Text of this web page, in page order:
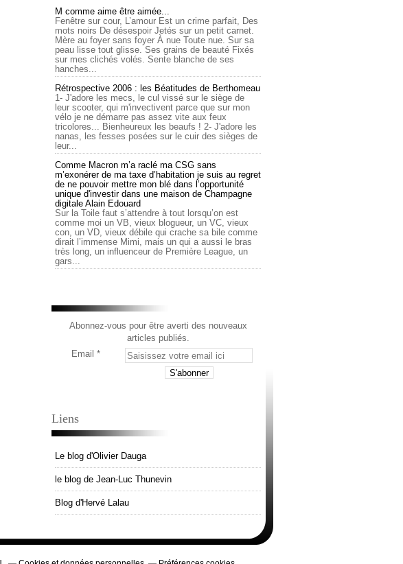
M comme aime être aimée...
Fenêtre sur cour, L’amour Est un crime parfait, Des
mots noirs De désespoir Jetés sur un petit carnet.
Mère au foyer sans foyer À nue Toute nue. Sur sa
peau lisse tout glisse. Ses grains de beauté Fixés
sur mes clichés volés. Sente blanche de ses
hanches...
Rétrospective 2006 : les Béatitudes de Berthomeau
1- J'adore les mecs, le cul vissé sur le siège de
leur scooter, qui m'invectivent parce que sur mon
vélo je ne démarre pas assez vite aux feux
tricolores... Bienheureux les beaufs ! 2- J'adore les
nanas, les fesses posées sur le cuir des sièges de
leur...
Comme Macron m’a raclé ma CSG sans
m’exonérer de ma taxe d’habitation je suis au regret
de ne pouvoir mettre mon blé dans l’opportunité
unique d'investir dans une maison de Champagne
digitale Alain Edouard
Sur la Toile faut s’attendre à tout lorsqu’on est
comme moi un VB, vieux blogueur, un VC, vieux
con, un VD, vieux débile qui crache sa bile comme
dirait l’immense Mimi, mais un qui a aussi le bras
très long, un influenceur de Première League, un
gars...
Abonnez-vous pour être averti des nouveaux
articles publiés.
Email
Liens
Le blog d'Olivier Dauga
le blog de Jean-Luc Thunevin
Blog d'Hervé Lalau